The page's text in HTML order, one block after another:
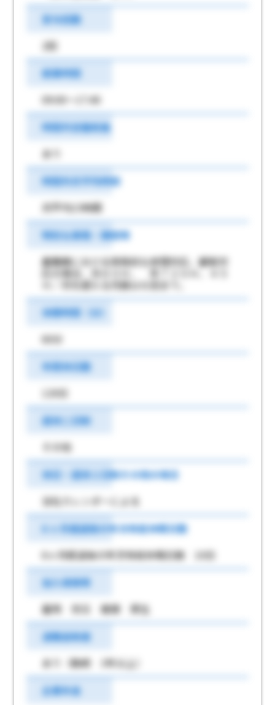
賞与回数
2回
就業時間
09:00～17:40
時間外労働有無
あり
時間外月平均時間
月平均15時間
特別な事情・期間等
農繁期における突発的な修理対応、顧客対
応の場合、月８０Ｈ、 年７２０Ｈ、４５
Ｈ／月を超える月数は６回まで。
休憩時間（分）
60分
年間休日数
120日
週休二日制
その他
休日・週休２日制その他の場合
当社カレンダーによる
6 ヶ月経過後の年次有給休暇日数
6ヶ月経過後の年次有給休暇日数 10日
加入保険等
雇用 労災 健康 厚生
退職金制度
あり（勤続 3年以上）
企業年金